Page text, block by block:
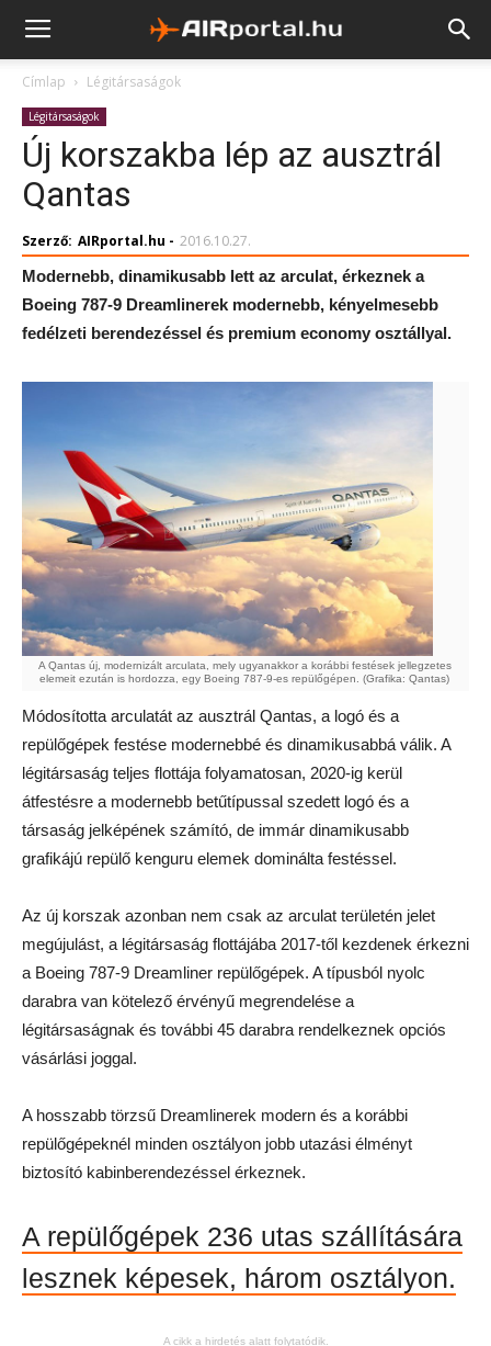
Címlap Légitársaságok
Légitársaságok
Új korszakba lép az ausztrál
Qantas
Szerző: AIRportal.hu - 2016.10.27.
Modernebb, dinamikusabb lett az arculat, érkeznek a
Boeing 787-9 Dreamlinerek modernebb, kényelmesebb
fedélzeti berendezéssel és premium economy osztállyal.
A Qantas új, modernizált arculata, mely ugyanakkor a korábbi festések jellegzetes
elemeit ezután is hordozza, egy Boeing 787-9-es repülőgépen. (Grafika: Qantas)
Módosította arculatát az ausztrál Qantas, a logó és a
repülőgépek festése modernebbé és dinamikusabbá válik. A
légitársaság teljes flottája folyamatosan, 2020-ig kerül
átfestésre a modernebb betűtípussal szedett logó és a
társaság jelképének számító, de immár dinamikusabb
grafikájú repülő kenguru elemek dominálta festéssel.
Az új korszak azonban nem csak az arculat területén jelet
megújulást, a légitársaság flottájába 2017-től kezdenek érkezni
a Boeing 787-9 Dreamliner repülőgépek. A típusból nyolc
darabra van kötelező érvényű megrendelése a
légitársaságnak és további 45 darabra rendelkeznek opciós
vásárlási joggal.
A hosszabb törzsű Dreamlinerek modern és a korábbi
repülőgépeknél minden osztályon jobb utazási élményt
biztosító kabinberendezéssel érkeznek.
A repülőgépek 236 utas szállítására
lesznek képesek, három osztályon.
A cikk a hirdetés alatt folytatódik.